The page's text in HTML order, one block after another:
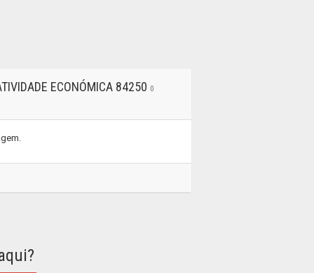
ECONÓMICA 84250 0